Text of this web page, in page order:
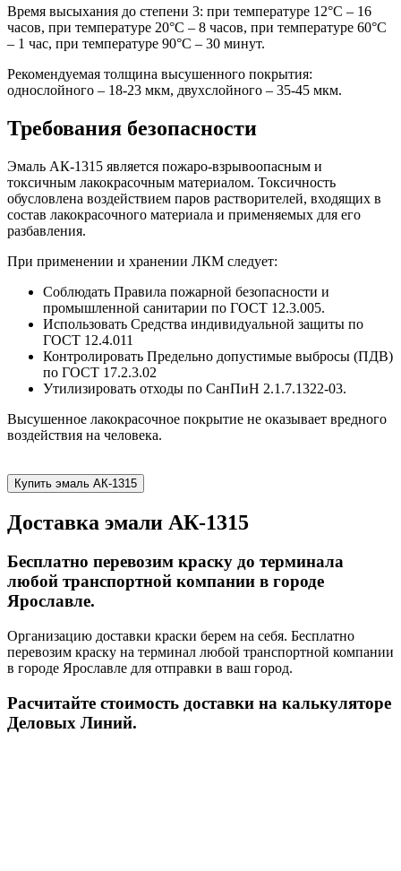
Время высыхания до степени 3: при температуре 12°С – 16
часов, при температуре 20°С – 8 часов, при температуре 60°С
– 1 час, при температуре 90°С – 30 минут.
Рекомендуемая толщина высушенного покрытия:
однослойного – 18-23 мкм, двухслойного – 35-45 мкм.
Требования безопасности
Эмаль АК-1315 является пожаро-взрывоопасным и
токсичным лакокрасочным материалом. Токсичность
обусловлена воздействием паров растворителей, входящих в
состав лакокрасочного материала и применяемых для его
разбавления.
При применении и хранении ЛКМ следует:
Соблюдать Правила пожарной безопасности и
промышленной санитарии по ГОСТ 12.3.005.
Использовать Средства индивидуальной защиты по
ГОСТ 12.4.011
Контролировать Предельно допустимые выбросы (ПДВ)
по ГОСТ 17.2.3.02
Утилизировать отходы по СанПиН 2.1.7.1322-03.
Высушенное лакокрасочное покрытие не оказывает вредного
воздействия на человека.
Купить эмаль АК-1315
Доставка эмали АК-1315
Бесплатно перевозим краску до терминала
любой транспортной компании в городе
Ярославле.
Организацию доставки краски берем на себя. Бесплатно
перевозим краску на терминал любой транспортной компании
в городе Ярославле для отправки в ваш город.
Расчитайте стоимость доставки на калькуляторе
Деловых Линий.